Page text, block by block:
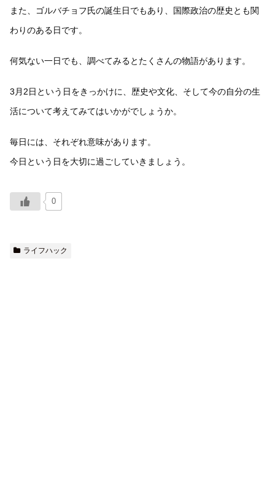
また、ゴルバチョフ氏の誕生日でもあり、国際政治の歴史とも関
わりのある日です。
何気ない一日でも、調べてみるとたくさんの物語があります。
3月2日という日をきっかけに、歴史や文化、そして今の自分の生
活について考えてみてはいかがでしょうか。
毎日には、それぞれ意味があります。
今日という日を大切に過ごしていきましょう。
0
ライフハック